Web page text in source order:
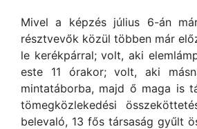
Mivel a képzés július 6-án
résztvevők közül többen már
le kerékpárral; volt, aki
este 11 órakor; volt, aki
mintatáborba, majd ő maga is
tömegközlekedési
belevaló, 13 fős társaság gyűlt